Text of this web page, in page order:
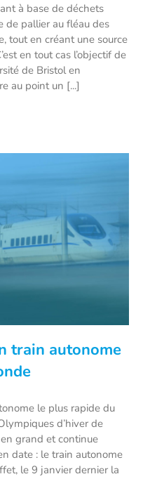
diamant à base
?
à base de déchets
de pallier au fléau des
tout en créant une source
en tout cas l’objectif de
de Bristol en
au point un [...]
autonome le
monde
train autonome
le plus rapide du
d’hiver de
grand et continue
date : le train autonome
le 9 janvier dernier la